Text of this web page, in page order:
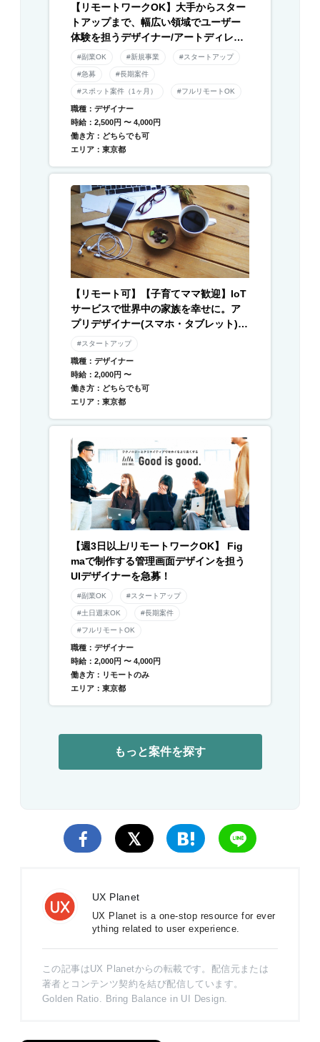
【リモートワークOK】大手からスター
トアップまで、幅広い領域でユーザー
体験を担うデザイナー/アートディレク
ター募集！
#副業OK #新規事業 #スタートアップ
#急募 #長期案件
#スポット案件（1ヶ月） #フルリモートOK
職種：デザイナー
時給：2,500円 〜 4,000円
働き方：どちらでも可
エリア：東京都
【リモート可】【子育てママ歓迎】IoT
サービスで世界中の家族を幸せに。ア
プリデザイナー(スマホ・タブレット) /
Webデザイナー募集
#スタートアップ
職種：デザイナー
時給：2,000円 〜
働き方：どちらでも可
エリア：東京都
【週3日以上/リモートワークOK】 Fig
maで制作する管理画面デザインを担う
UIデザイナーを急募！
#副業OK #スタートアップ
#土日週末OK #長期案件
#フルリモートOK
職種：デザイナー
時給：2,000円 〜 4,000円
働き方：リモートのみ
エリア：東京都
もっと案件を探す
UX Planet
UX Planet is a one-stop resource for ever
ything related to user experience.
この記事はUX Planetからの転載です。配信元または
著者とコンテンツ契約を結び配信しています。
Golden Ratio. Bring Balance in UI Design.